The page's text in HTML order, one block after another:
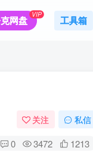
网盘 VIP 工具箱
关注 私信
0 3472 1213